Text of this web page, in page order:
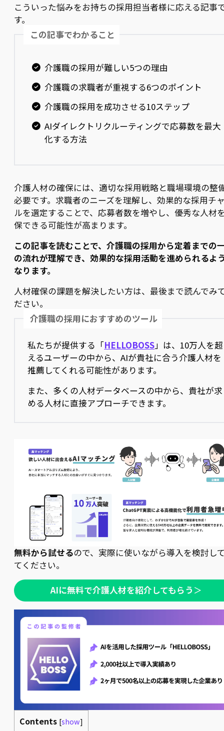
こういった悩みをお持ちの採用担当者様に応える記事
す。
この記事でわかること
介護職の採用が難しい5つの理由
介護職の求職者が重視する6つのポイント
介護職の採用を成功させる10ステップ
AIダイレクトリクルーティングで応募数を最大
化する方法
介護人材の確保には、適切な採用戦略と職場環境の整
必要です。求職者のニーズを理解し、効果的な採用チ
ルを選定することで、応募者数を増やし、優秀な人材
保できる可能性が高まります。
この記事を読むことで、介護職の採用から定着までの
の流れが理解でき、効果的な採用活動を進められるよ
なります。
人材確保の課題を解決したい方は、最後まで読んでみ
ださい。
介護職の採用におすすめのツール
私たちが提供する「HELLOBOSS」は、10万人を超
えるユーザーの中から、AIが貴社に合う介護人材を
推薦してくれる可能性があります。
また、多くの人材データベースの中から、貴社が求
める人材に直接アプローチできます。
無料から試せるので、実際に使いながら導入を検討し
てください。
AIに無料で介護人材を紹介してもらう ＞
Contents [show]